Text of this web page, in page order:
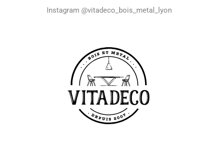
Instagram @vitadeco_bois_metal_lyon